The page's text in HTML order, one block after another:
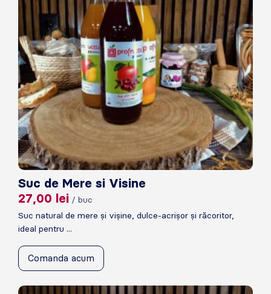
Suc de Mere si Visine
27,00 lei / buc
Suc natural de mere și vișine, dulce-acrișor și răcoritor,
ideal pentru ...
Comanda acum